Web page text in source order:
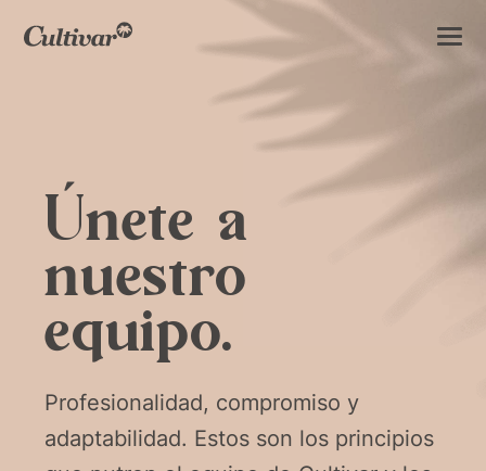
Únete a
nuestro
equipo.
Profesionalidad, compromiso y
adaptabilidad. Estos son los principios